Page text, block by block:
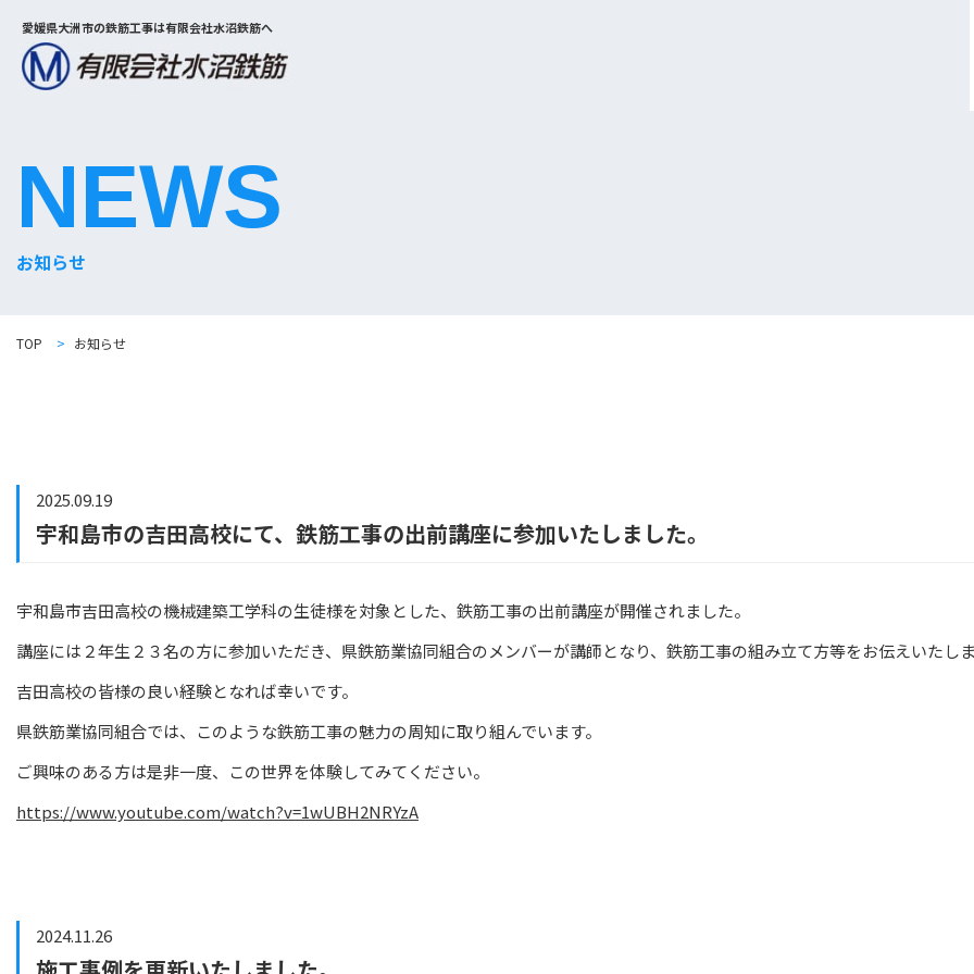
愛媛県大洲市の鉄筋工事は有限会社水沼鉄筋へ
NEWS
お知らせ
TOP > お知らせ
2025.09.19
宇和島市の吉田高校にて、鉄筋工事の出前講座に参加いたしました。
宇和島市吉田高校の機械建築工学科の生徒様を対象とした、 鉄筋工事の出前講座が開催されました。
講座には２年生２３名の方に参加いただき、 県鉄筋業協同組合のメンバーが講師となり、鉄筋工事の組み立て方等をお伝えいたし
吉田高校の皆様の良い経験となれば幸いです。
県鉄筋業協同組合では、このような鉄筋工事の魅力の周知に取り組んでいます。
ご興味のある方は是非一度、この世界を体験してみてください。
https://www.youtube.com/watch?v=1wUBH2NRYzA
2024.11.26